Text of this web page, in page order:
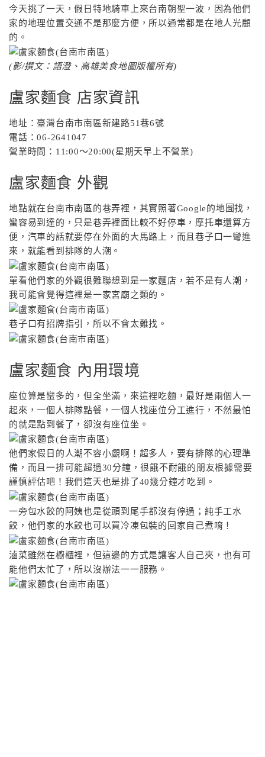
今天挑了一天，假日特地騎車上來台南朝聖一波，因為他們
家的地理位置交通不是那麼方便，所以通常都是在地人光顧
的。
(影/撰文：語澄、高雄美食地圖版權所有)
盧家麵食 店家資訊
地址：臺灣台南市南區新建路51巷6號
電話：06-2641047
營業時間：11:00～20:00(星期天早上不營業)
盧家麵食 外觀
地點就在台南市南區的巷弄裡，其實照著Google的地圖找，
蠻容易到達的，只是巷弄裡面比較不好停車，摩托車還算方
便，汽車的話就要停在外面的大馬路上，而且巷子口一彎進
來，就能看到排隊的人潮。
單看他們家的外觀很難聯想到是一家麵店，若不是有人潮，
我可能會覺得這裡是一家宮廟之類的。
巷子口有招牌指引，所以不會太難找。
盧家麵食 內用環境
座位算是蠻多的，但全坐滿，來這裡吃麵，最好是兩個人一
起來，一個人排隊點餐，一個人找座位分工進行，不然最怕
的就是點到餐了，卻沒有座位坐。
他們家假日的人潮不容小覷啊！超多人，要有排隊的心理準
備，而且一排可能超過30分鐘，很餓不耐餓的朋友根據需要
謹慎評估吧！我們這天也是排了40幾分鐘才吃到。
一旁包水餃的阿姨也是從頭到尾手都沒有停過；純手工水
餃，他們家的水餃也可以買冷凍包裝的回家自己煮唷！
滷菜雖然在櫥櫃裡，但這邊的方式是讓客人自己夾，也有可
能他們太忙了，所以沒辦法一一服務。